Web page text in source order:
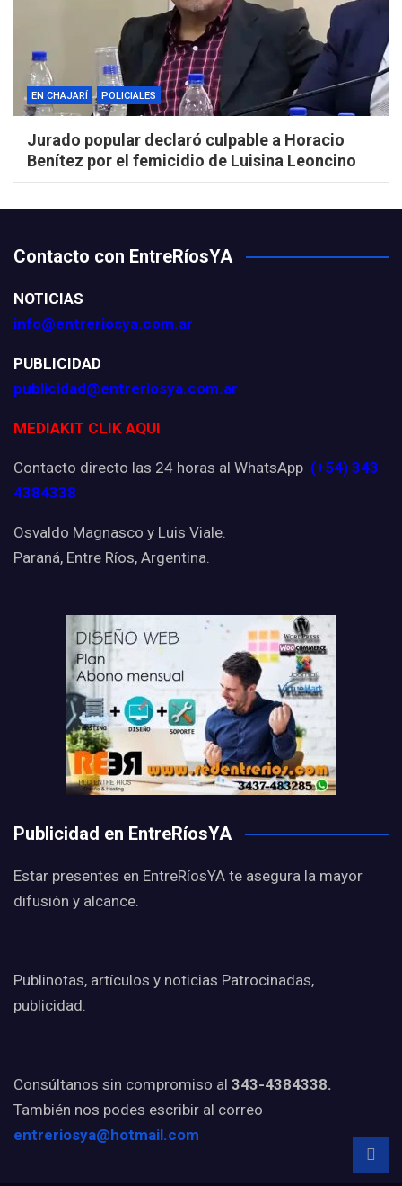
EN CHAJARÍ POLICIALES
Jurado popular declaró culpable a Horacio
Benítez por el femicidio de Luisina Leoncino
Contacto con EntreRíosYA
NOTICIAS
info@entreriosya.com.ar
PUBLICIDAD
publicidad@entreriosya.com.ar
MEDIAKIT CLIK AQUI
Contacto directo las 24 horas al WhatsApp (+54) 343
4384338
Osvaldo Magnasco y Luis Viale.
Paraná, Entre Ríos, Argentina.
Publicidad en EntreRíosYA
Estar presentes en EntreRíosYA te asegura la mayor
difusión y alcance.
Publinotas, artículos y noticias Patrocinadas,
publicidad.
Consúltanos sin compromiso al 343-4384338.
También nos podes escribir al correo
entreriosya@hotmail.com